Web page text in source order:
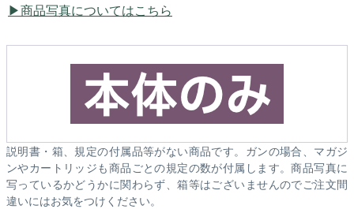
商品写真についてはこちら
説明書・箱、規定の付属品等がない商品です。ガンの場合、マガジ
ンやカートリッジも商品ごとの規定の数が付属します。商品写真に
写っているかどうかに関わらず、箱等はございませんのでご注文間
違いにはお気をつけください。